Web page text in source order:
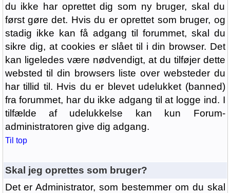
du ikke har oprettet dig som ny bruger, skal du
først gøre det. Hvis du er oprettet som bruger, og
stadig ikke kan få adgang til forummet, skal du
sikre dig, at cookies er slået til i din browser. Det
kan ligeledes være nødvendigt, at du tilføjer dette
websted til din browsers liste over websteder du
har tillid til. Hvis du er blevet udelukket (banned)
fra forummet, har du ikke adgang til at logge ind. I
tilfælde af udelukkelse kan kun Forum-
administratoren give dig adgang.
Til top
Skal jeg oprettes som bruger?
Det er Administrator, som bestemmer om du skal